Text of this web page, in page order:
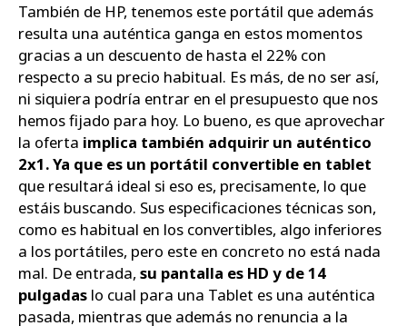
También de HP, tenemos este portátil que además
resulta una auténtica ganga en estos momentos
gracias a un descuento de hasta el 22% con
respecto a su precio habitual. Es más, de no ser así,
ni siquiera podría entrar en el presupuesto que nos
hemos fijado para hoy. Lo bueno, es que aprovechar
la oferta implica también adquirir un auténtico
2x1. Ya que es un portátil convertible en tablet
que resultará ideal si eso es, precisamente, lo que
estáis buscando. Sus especificaciones técnicas son,
como es habitual en los convertibles, algo inferiores
a los portátiles, pero este en concreto no está nada
mal. De entrada, su pantalla es HD y de 14
pulgadas lo cual para una Tablet es una auténtica
pasada, mientras que además no renuncia a la